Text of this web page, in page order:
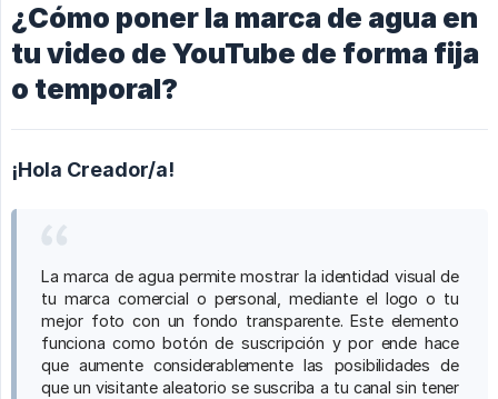
¿Cómo poner la marca de agua en
tu video de YouTube de forma fija
o temporal?
¡Hola Creador/a!
La marca de agua permite mostrar la identidad visual de
tu marca comercial o personal, mediante el logo o tu
mejor foto con un fondo transparente. Este elemento
funciona como botón de suscripción y por ende hace
que aumente considerablemente las posibilidades de
que un visitante aleatorio se suscriba a tu canal sin tener